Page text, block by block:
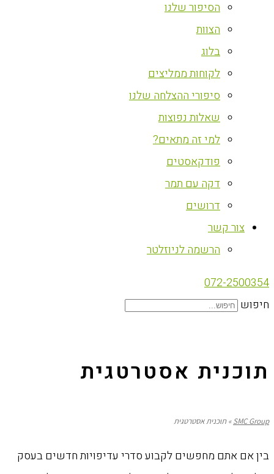
הסיפור שלנו
הצוות
בלוג
לקוחות ממליצים
סיפורי ההצלחה שלנו
שאלות נפוצות
למי זה מתאים?
פודקאסטים
דקה עם תמר
דרושים
צור קשר
הרשמה לניוזלטר
072-2500354
חיפוש
‏תוכנית אסטרטגית
SMC Group
»‏תוכנית אסטרטגית
בין אם אתם מחפשים לקבוע סדרי עדיפויות חדשים בעסק